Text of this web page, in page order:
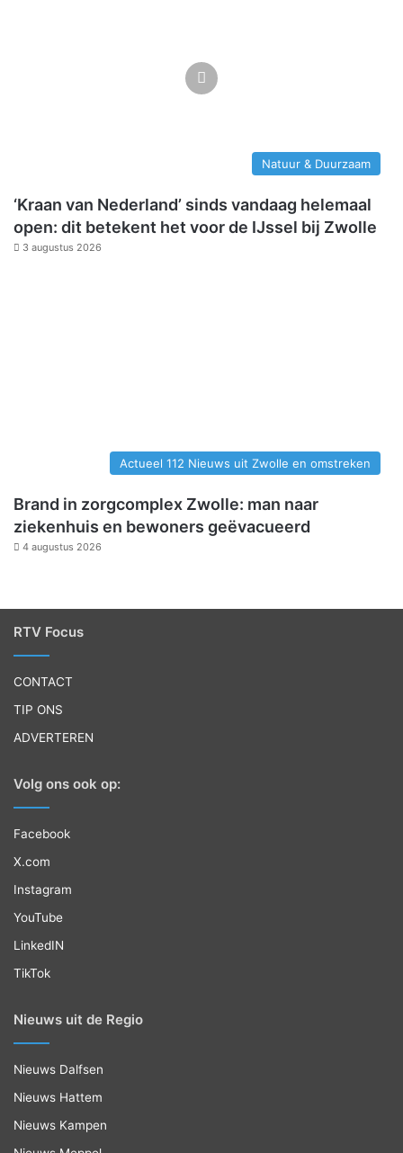
Natuur & Duurzaam
‘Kraan van Nederland’ sinds vandaag helemaal
open: dit betekent het voor de IJssel bij Zwolle
3 augustus 2026
Actueel 112 Nieuws uit Zwolle en omstreken
Brand in zorgcomplex Zwolle: man naar
ziekenhuis en bewoners geëvacueerd
4 augustus 2026
RTV Focus
CONTACT
TIP ONS
ADVERTEREN
Volg ons ook op:
Facebook
X.com
Instagram
YouTube
LinkedIN
TikTok
Nieuws uit de Regio
Nieuws Dalfsen
Nieuws Hattem
Nieuws Kampen